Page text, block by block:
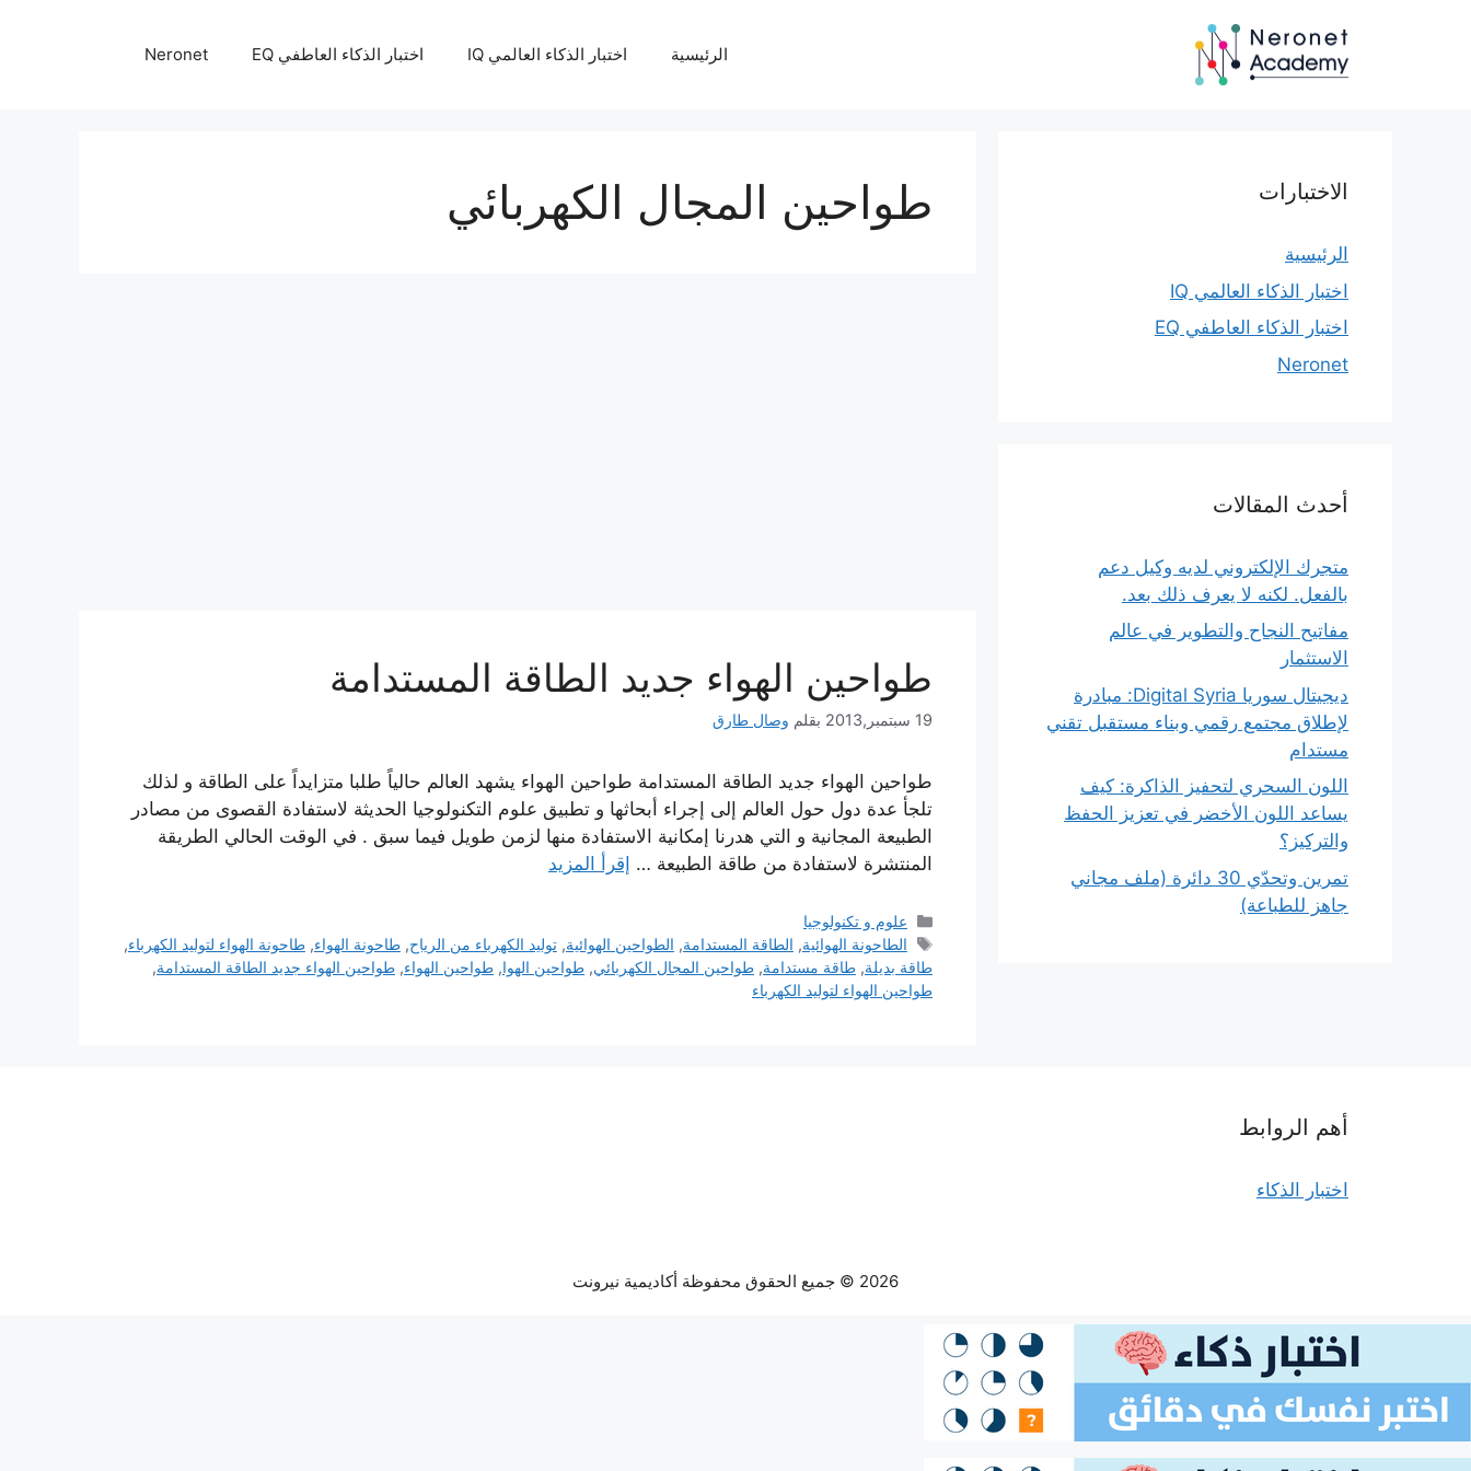
الرئيسية اختبار الذكاء العالمي IQ اختبار الذكاء العاطفي EQ Neronet
طواحين المجال الكهربائي
طواحين الهواء جديد الطاقة المستدامة
19 سبتمبر,2013 بقلم وصال طارق
طواحين الهواء جديد الطاقة المستدامة طواحين الهواء يشهد العالم حالياً طلبا متزايداً على الطاقة و لذلك
تلجأ عدة دول حول العالم إلى إجراء أبحاثها و تطبيق علوم التكنولوجيا الحديثة لاستفادة القصوى من مصادر
الطبيعة المجانية و التي هدرنا إمكانية الاستفادة منها لزمن طويل فيما سبق . في الوقت الحالي الطريقة
المنتشرة لاستفادة من طاقة الطبيعة … إقرأ المزيد
التصنيفات
علوم و تكنولوجيا
الوسوم
الطاحونة الهوائية, الطاقة المستدامة, الطواحين الهوائية,توليد الكهرباء من الرياح,طاحونة الهواء,طاحونة الهواء لتوليد الكهرباء,
طاقة بديلة, طاقة مستدامة, طواحين المجال الكهربائي, طواحين الهوا, طواحين الهواء, طواحين الهواء جديد الطاقة المستدامة,
طواحين الهواء لتوليد الكهرباء
الاختبارات
الرئيسية
اختبار الذكاء العالمي IQ
اختبار الذكاء العاطفي EQ
Neronet
أحدث المقالات
متجرك الإلكتروني لديه وكيل دعم
بالفعل. لكنه لا يعرف ذلك بعد.
مفاتيح النجاح والتطوير في عالم
الاستثمار
ديجيتال سوريا Digital Syria: مبادرة
لإطلاق مجتمع رقمي وبناء مستقبل تقني
مستدام
اللون السحري لتحفيز الذاكرة: كيف
يساعد اللون الأخضر في تعزيز الحفظ
والتركيز؟
تمرين وتحدّي 30 دائرة (ملف مجاني
جاهز للطباعة)
أهم الروابط
اختبار الذكاء
2026 © جميع الحقوق محفوظة أكاديمية نيرونت